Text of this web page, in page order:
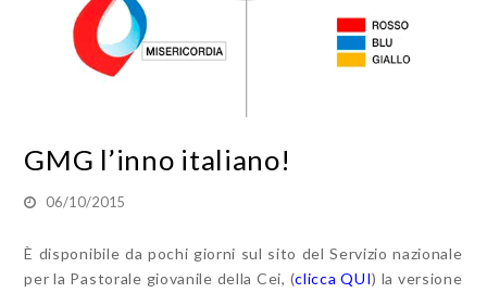
GMG l’inno italiano!
06/10/2015
È disponibile da pochi giorni sul sito del Servizio nazionale
per la Pastorale giovanile della Cei, (clicca QUI) la versione